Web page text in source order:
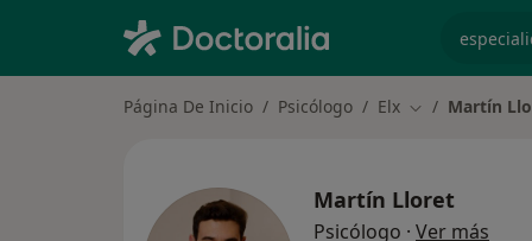
Página De Inicio Psicólogo Elx Cambiar de
Martín
Martín Lloret
Psicólogo · Ver más